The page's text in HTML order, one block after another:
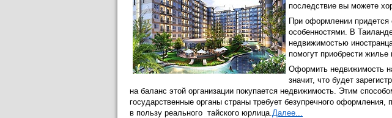
последствие вы можете
При оформлении придется
особенностями. В
недвижимостью
помогут приобрести жилье
Оформить недвижимость
значит, что будет
на баланс этой организации покупается недвижимость. Этим
государственные органы страны требует безупречного оформления,
в пользу реального тайского юрлица.Далее...